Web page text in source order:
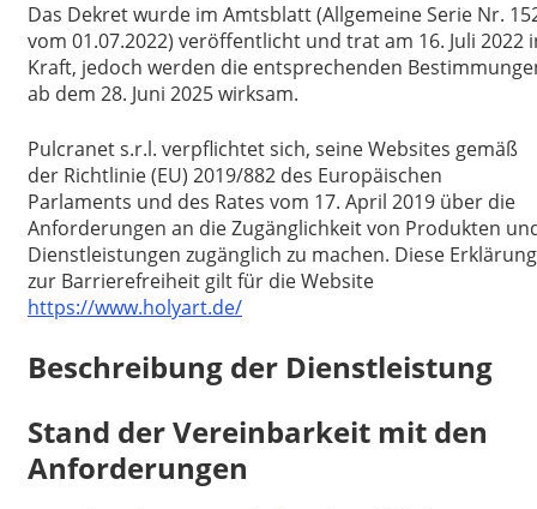
Das Dekret wurde im Amtsblatt (Allgemeine Serie Nr.
vom 01.07.2022) veröffentlicht und trat am 16. Juli 2022
Kraft, jedoch werden die entsprechenden
ab dem 28. Juni 2025 wirksam.
Pulcranet s.r.l. verpflichtet sich, seine Websites gemäß
der Richtlinie (EU) 2019/882 des Europäischen
Parlaments und des Rates vom 17. April 2019 über die
Anforderungen an die Zugänglichkeit von Produkten
Dienstleistungen zugänglich zu machen. Diese Erklärung
zur Barrierefreiheit gilt für die Website
https://www.holyart.de/
Beschreibung der Dienstleistung
Stand der Vereinbarkeit mit den
Anforderungen